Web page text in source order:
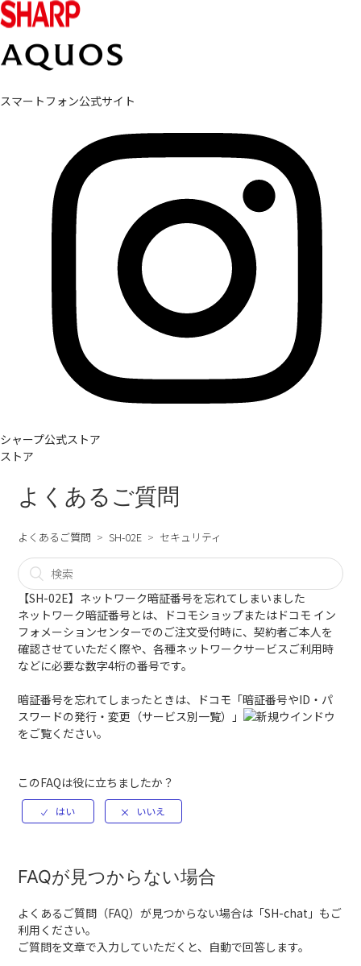
スマートフォン公式サイト
シャープ公式ストア
ストア
よくあるご質問
よくあるご質問 SH-02E セキュリティ
【SH-02E】ネットワーク暗証番号を忘れてしまいました
ネットワーク暗証番号とは、ドコモショップまたはドコモ イン
フォメーションセンターでのご注文受付時に、契約者ご本人を
確認させていただく際や、各種ネットワークサービスご利用時
などに必要な数字4桁の番号です。
暗証番号を忘れてしまったときは、
ドコモ「暗証番号やID・パ
スワードの発行・変更（サービス別一覧）」
をご覧ください。
このFAQは役に立ちましたか？
FAQが見つからない場合
よくあるご質問（FAQ）が見つからない場合は「SH-chat 」もご
利用ください。
ご質問を文章で入力していただくと、自動で回答します。